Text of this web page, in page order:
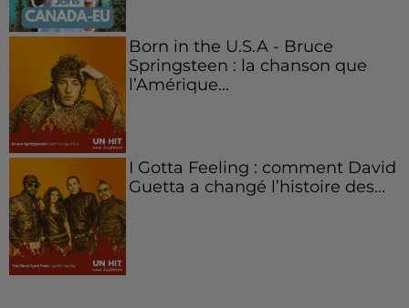
Born in the U.S.A - Bruce
Springsteen : la chanson que
l’Amérique...
I Gotta Feeling : comment David
Guetta a changé l’histoire des...